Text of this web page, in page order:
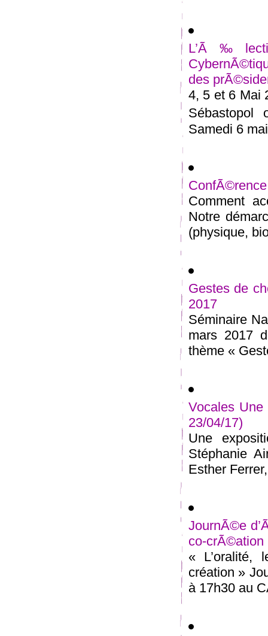
des
4, 5 et 6 Mai
Samedi 6
Comment
Notre
(physique,
Gestes de
2017
Séminaire
mars 2017
thème «
Vocales
23/04/17)
Une
Stéphanie
Esther
JournÃ©e
co-crÃ©ation
« L’oralité,
création »
à 17h30 au